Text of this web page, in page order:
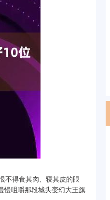
不得食其肉、寝其皮的眼
慢咀嚼那段城头变幻大王旗